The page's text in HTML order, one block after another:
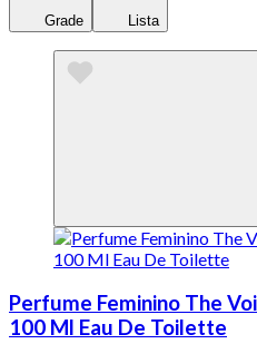
Grade Lista
Perfume Feminino The
100 Ml Eau De Toilette